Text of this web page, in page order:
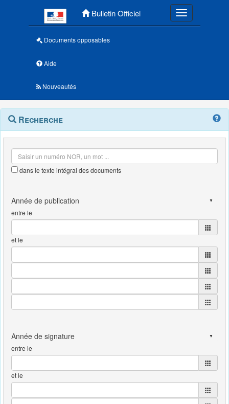
Bulletin Officiel Toggle
Documents opposables
Aide
Nouveautés
Navigation
outils
Menu
contextuel
Recherche
dans le texte intégral des documents
entre le
et le
entre le
et le